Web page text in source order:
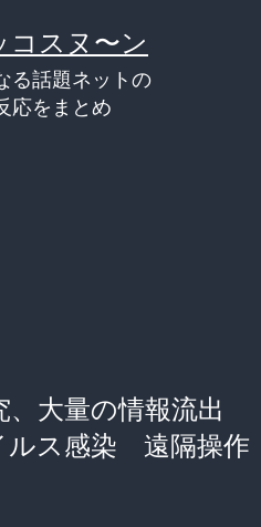
コスヌ〜ン
る話題ネットの
応をまとめ
、大量の情報流出
ルス感染 遠隔操作